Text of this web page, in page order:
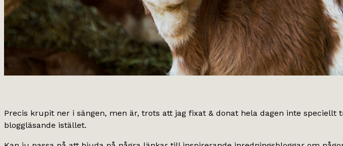
Precis krupit ner i sängen, men är, trots att jag fixat & donat hela dagen inte
bloggläsande istället.